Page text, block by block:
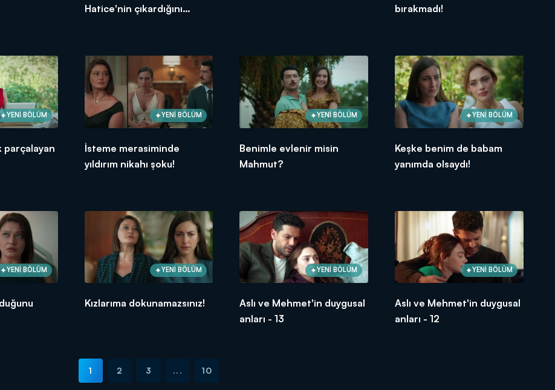
Hatice'nin çıkardığını
bırakmadı!
YENİ BÖLÜM
parçalayan
YENİ BÖLÜM
İsteme merasiminde
yıldırım nikahı şoku!
YENİ BÖLÜM
Benimle evlenir misin
Mahmut?
YENİ BÖLÜM
Keşke benim de babam
yanımda olsaydı!
YENİ BÖLÜM YENİ BÖLÜM
Kızlarıma dokunamazsınız!
YENİ BÖLÜM
Aslı ve Mehmet'in duygusal
anları - 13
YENİ BÖLÜM
Aslı ve Mehmet'in duygusal
anları - 12
1 2 3 ... 10